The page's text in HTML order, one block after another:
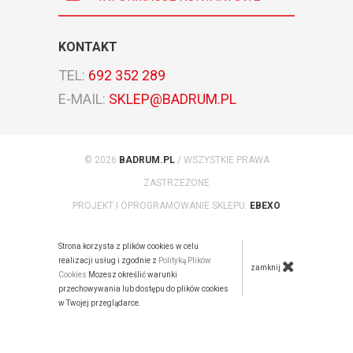
KONTAKT
TEL: 692 352 289
E-MAIL: SKLEP@BADRUM.PL
© 2026 BADRUM.PL/ WSZYSTKIE PRAWA
ZASTRZEŻONE
PROJEKT I OPROGRAMOWANIE SKLEPU: EBEXO
Strona korzysta z plików cookies w celu
realizacji usług i zgodnie z Polityką Plików
Cookies Możesz określić warunki
przechowywania lub dostępu do plików cookies
w Twojej przeglądarce.
zamknij